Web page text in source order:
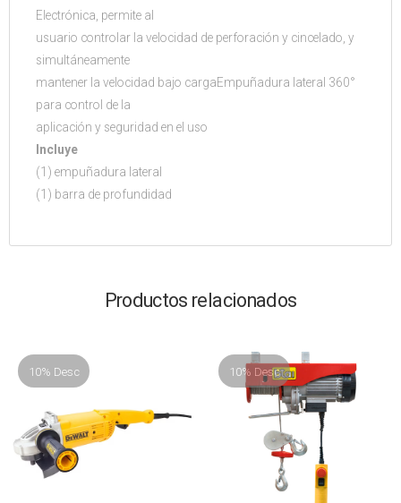
Electrónica, permite al
usuario controlar la velocidad de perforación y cincelado, y
simultáneamente
mantener la velocidad bajo cargaEmpuñadura lateral 360°
para control de la
aplicación y seguridad en el uso
Incluye
(1) empuñadura lateral
(1) barra de profundidad
Productos relacionados
10% Desc 10% Desc